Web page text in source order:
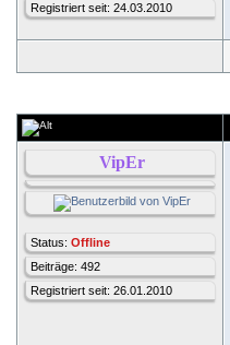
Registriert seit: 24.03.2010
VipEr
Status: Offline
Beiträge: 492
Registriert seit: 26.01.2010